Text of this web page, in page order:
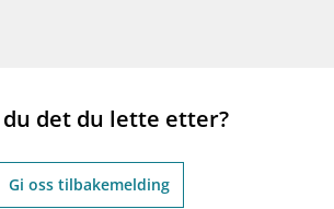
det du lette etter?
Gi oss tilbakemelding